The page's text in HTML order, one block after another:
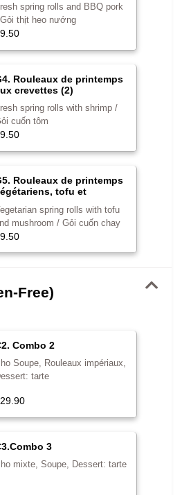
spring rolls and BBQ pork
thịt heo nướng
Rouleaux de printemps
crevettes (2)
spring rolls with shrimp /
cuốn tôm
Rouleaux de printemps
tofu et
spring rolls with tofu
mushroom / Gỏi cuốn chay
Free)
Combo 2
Soupe, Rouleaux impériaux,
tarte
3
mixte, Soupe, Dessert: tarte